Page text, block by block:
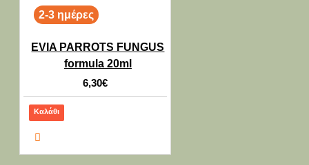
2-3 ημέρες
EVIA PARROTS FUNGUS
formula 20ml
6,30€
Καλάθι